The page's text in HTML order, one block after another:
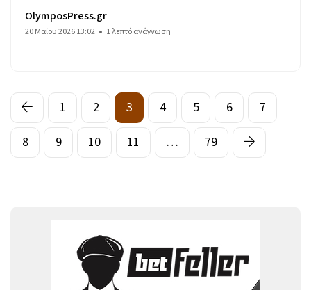
OlymposPress.gr
20 Μαΐου 2026 13:02 1 λεπτό ανάγνωση
1 2 3 4 5 6
7
8
9 10 11 … 79